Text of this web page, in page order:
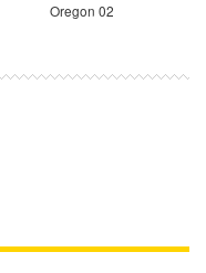
Oregon 02